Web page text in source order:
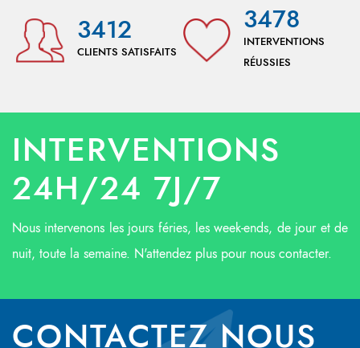
3412
CLIENTS SATISFAITS
3478
INTERVENTIONS
RÉUSSIES
INTERVENTIONS
24H/24 7J/7
Nous intervenons les jours féries, les week-ends, de jour et de
nuit, toute la semaine. N'attendez plus pour nous contacter.
CONTACTEZ NOUS